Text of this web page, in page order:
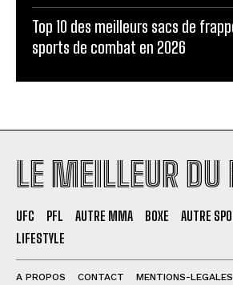
Top 10 des meilleurs sacs de
sports de combat en 2026
LE MEILLEUR DU
UFC PFL AUTRE MMA BOXE
AUTRE
LIFESTYLE
A PROPOS CONTACT MENTIONS-LEGALES